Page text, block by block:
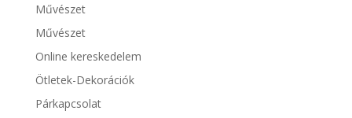
Művészet
Művészet
Online kereskedelem
Ötletek-Dekorációk
Párkapcsolat